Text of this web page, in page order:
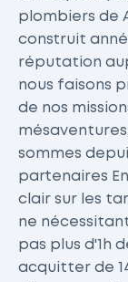
plombiers de
construit
réputation
nous faisons
de nos
sommes
partenaires
clair sur les
ne
pas plus d'1h
acquitter de